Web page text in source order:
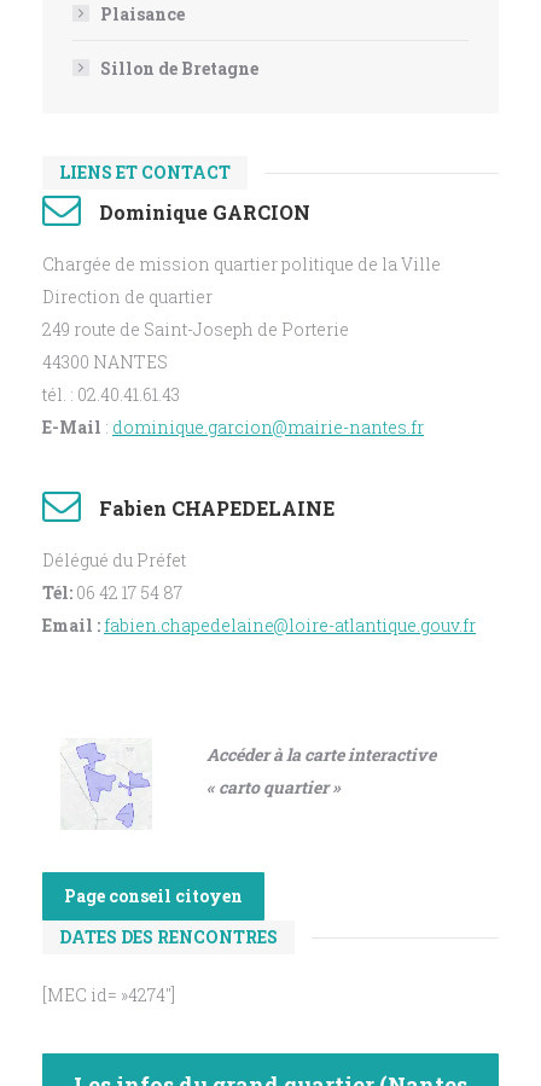
Plaisance
Sillon de Bretagne
LIENS ET CONTACT
Dominique GARCION
Chargée de mission quartier politique de la Ville
Direction de quartier
249 route de Saint-Joseph de Porterie
44300 NANTES
tél. : 02.40.41.61.43
E-Mail : dominique.garcion@mairie-nantes.fr
Fabien CHAPEDELAINE
Délégué du Préfet
Tél: 06 42 17 54 87
Email : fabien.chapedelaine@loire-atlantique.gouv.fr
Accéder à la carte interactive
« carto quartier »
Page conseil citoyen
DATES DES RENCONTRES
[MEC id= »4274″]